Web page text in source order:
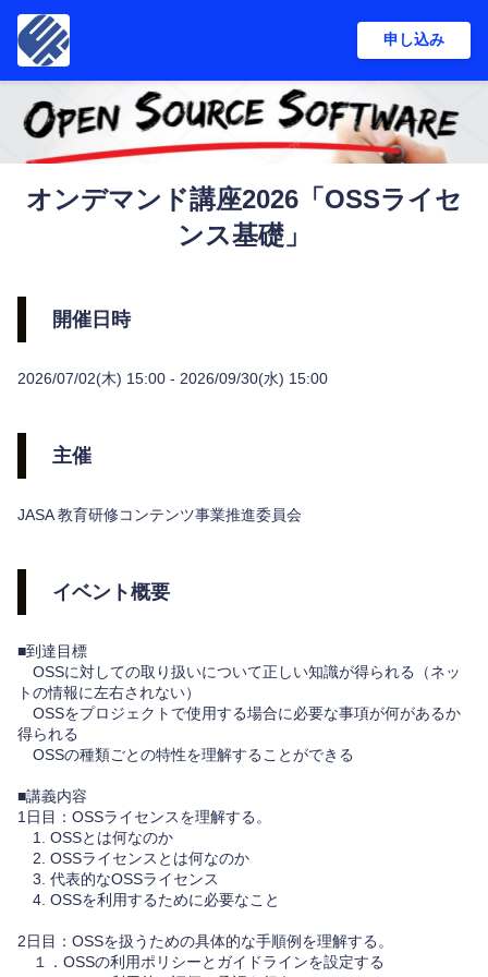
オンデマンド講座2026「OSSライセ
ンス基礎」
申し込み
開催日時
2026/07/02(木) 15:00 - 2026/09/30(水) 15:00
主催
JASA 教育研修コンテンツ事業推進委員会
イベント概要
■到達目標
OSSに対しての取り扱いについて正しい知識が得られる（ネッ
トの情報に左右されない）
OSSをプロジェクトで使用する場合に必要な事項が何があるか
得られる
OSSの種類ごとの特性を理解することができる
■講義内容
1日目：OSSライセンスを理解する。
1. OSSとは何なのか
2. OSSライセンスとは何なのか
3. 代表的なOSSライセンス
4. OSSを利用するために必要なこと
2日目：OSSを扱うための具体的な手順例を理解する。
１．OSSの利用ポリシーとガイドラインを設定する